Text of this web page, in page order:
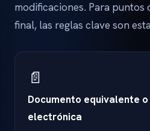
modificaciones. Para puntos
final, las reglas clave son
📄
Documento equivalente
electrónica